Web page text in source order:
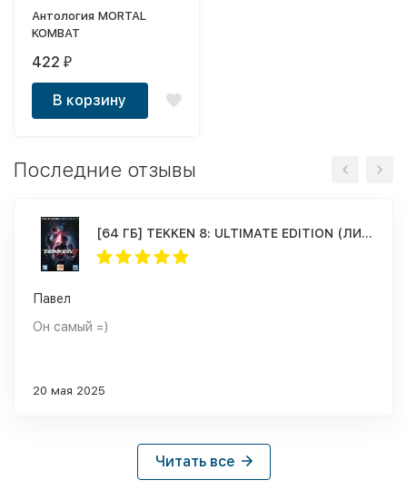
Антология MORTAL
KOMBAT
422₽
В корзину
Последние отзывы
[64 ГБ] TEKKEN 8: ULTIMATE EDITION (ЛИЦЕНЗИЯ) - Action / Fighting - DVD BOX + флешка 64 ГБ
Павел
Он самый =)
20 мая 2025
Читать все